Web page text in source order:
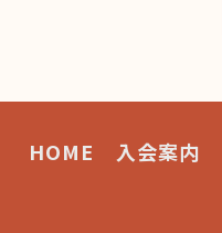
HOME 入会案内